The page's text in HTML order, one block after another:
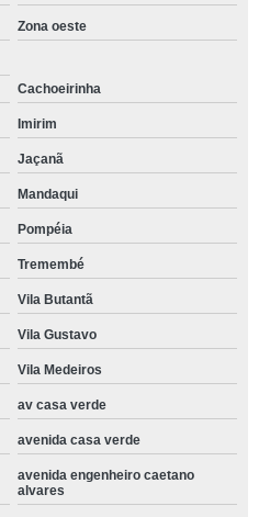
Zona oeste
Cachoeirinha
Imirim
Jaçanã
Mandaqui
Pompéia
Tremembé
Vila Butantã
Vila Gustavo
Vila Medeiros
av casa verde
avenida casa verde
avenida engenheiro caetano
alvares